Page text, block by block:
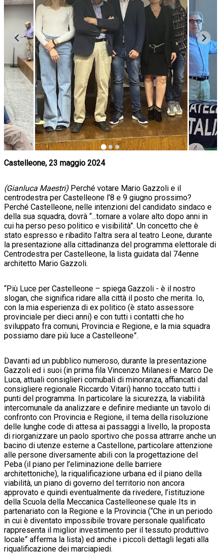
Castelleone, 23 maggio 2024
(Gianluca Maestri) Perché votare Mario Gazzoli e il
centrodestra per Castelleone l’8 e 9 giugno prossimo?
Perché Castelleone, nelle intenzioni del candidato sindaco e
della sua squadra, dovrà “...tornare a volare alto dopo anni in
cui ha perso peso politico e visibilità”. Un concetto che è
stato espresso e ribadito l’altra sera al teatro Leone, durante
la presentazione alla cittadinanza del programma elettorale di
Centrodestra per Castelleone, la lista guidata dal 74enne
architetto Mario Gazzoli.
“Più Luce per Castelleone – spiega Gazzoli - è il nostro
slogan, che significa ridare alla città il posto che merita. Io,
con la mia esperienza di ex politico (è stato assessore
provinciale per dieci anni) e con tutti i contatti che ho
sviluppato fra comuni, Provincia e Regione, e la mia squadra
possiamo dare più luce a Castelleone”.
Davanti ad un pubblico numeroso, durante la presentazione
Gazzoli ed i suoi (in prima fila Vincenzo Milanesi e Marco De
Luca, attuali consiglieri comubali di minoranza, affiancati dal
consigliere regionale Riccardo Vitari) hanno toccato tutti i
punti del programma. In particolare la sicurezza, la viabilità
intercomunale da analizzare e definire mediante un tavolo di
confronto con Provincia e Regione, il tema della risoluzione
delle lunghe code di attesa ai passaggi a livello, la proposta
di riorganizzare un paolo sportivo che possa attrarre anche un
bacino di utenze esterne a Castellone, particolare attenzione
alle persone diversamente abili con la progettazione del
Peba (il piano per l’eliminazione delle barriere
architettoniche), la riqualificazione urbana ed il piano della
viabilità, un piano di governo del territorio non ancora
approvato e quindi eventualmente da rivedere, l’istituzione
della Scuola della Meccanica Castelleonese quale Its in
partenariato con la Regione e la Provincia (“Che in un periodo
in cui è diventato impossibile trovare personale qualificato
rappresenta il miglior investimento per il tessuto produttivo
locale” afferma la lista) ed anche i piccoli dettagli legati alla
riqualificazione dei marciapiedi.